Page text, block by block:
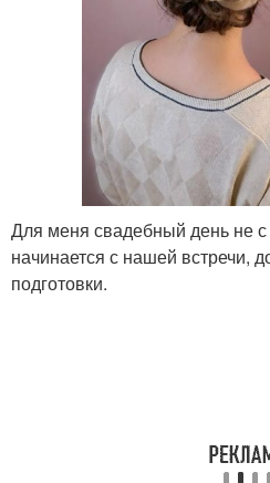
Для меня свадебный день не с
начинается с нашей встречи,
подготовки.